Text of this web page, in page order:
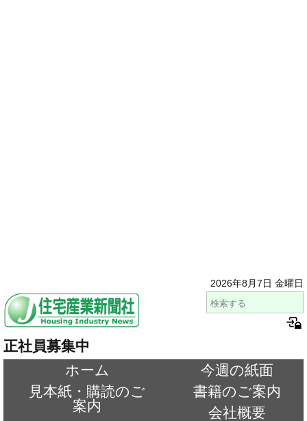
2026年8月7日 金曜日
正社員募集中
ホーム
今週の紙面
見本紙・購読のご
案内
書籍のご案内
会社概要